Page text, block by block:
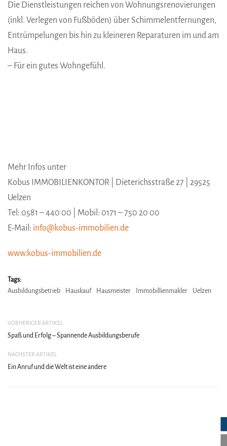
Die Dienstleistungen reichen von Wohnungsrenovierungen
(inkl. Verlegen von Fußböden) über Schimmelentfernungen,
Entrümpelungen bis hin zu kleineren Reparaturen im und am
Haus.
– Für ein gutes Wohngefühl.
Mehr Infos unter
Kobus IMMOBILIENKONTOR | Dieterichsstraße 27 | 29525
Uelzen
Tel: 0581 – 440 00 | Mobil: 0171 – 750 20 00
E-Mail: info@kobus-immobilien.de
www.kobus-immobilien.de
Tags:
Ausbildungsbetrieb
Hauskauf Hausmeister Immobillienmakler Uelzen
VORHERIGER ARTIKEL
Spaß und Erfolg – Spannende Ausbildungsberufe
NÄCHSTER ARTIKEL
Ein Anruf und die Welt ist eine andere